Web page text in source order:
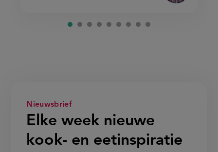
Nieuwsbrief
Elke week nieuwe
kook- en eetinspiratie